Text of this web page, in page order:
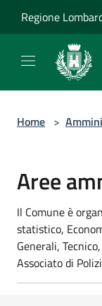
Regione
Home >
Aree
Il Comune è
statistico,
Generali,
Associato di